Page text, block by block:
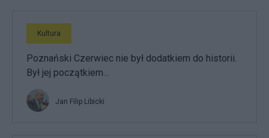
Kultura
Poznański Czerwiec nie był dodatkiem do historii.
Był jej początkiem…
Jan Filip Libicki